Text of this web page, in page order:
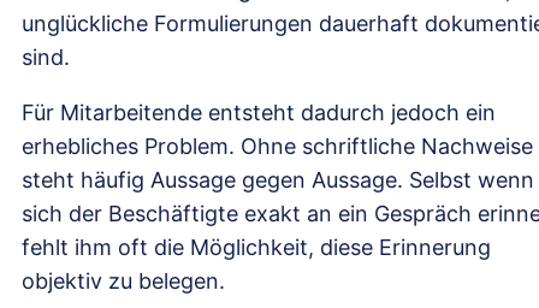
unglückliche Formulierungen dauerhaft
sind.
Für Mitarbeitende entsteht dadurch jedoch ein
erhebliches Problem. Ohne schriftliche Nachweise
steht häufig Aussage gegen Aussage. Selbst wenn
sich der Beschäftigte exakt an ein Gespräch
fehlt ihm oft die Möglichkeit, diese Erinnerung
objektiv zu belegen.